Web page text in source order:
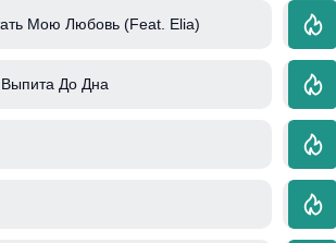
Мою Любовь (Feat. Elia)
До Дна